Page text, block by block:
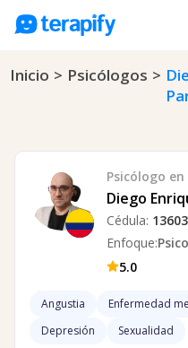
Psicólogos en línea
Empresas
Preguntas frecuentes
Trabaja con nosotros
Inicio > Psicólogos >
Psicólogo
Diego
Cédula:
Enfoque:
5.0
Angustia Enfermedad
Depresión
Sexualidad